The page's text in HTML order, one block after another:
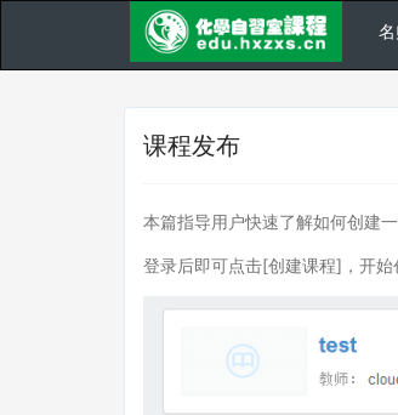
课程发布
本篇指导用户快速了解如何创建
登录后即可点击[创建课程]，开始